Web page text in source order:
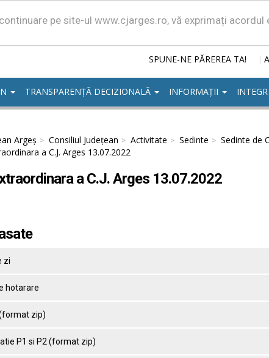
pe site-ul www.cjarges.ro, vă exprimați acordul
SPUNE-NE PĂREREA TA! |
TRANSPARENȚĂ DECIZIONALĂ INFORMAȚII
Argeș Consiliul Județean Activitate Sedinte
Sedinte de
a C.J. Arges 13.07.2022
a C.J. Arges 13.07.2022
zi
hotarare
zip)
P1 si P2 (format zip)